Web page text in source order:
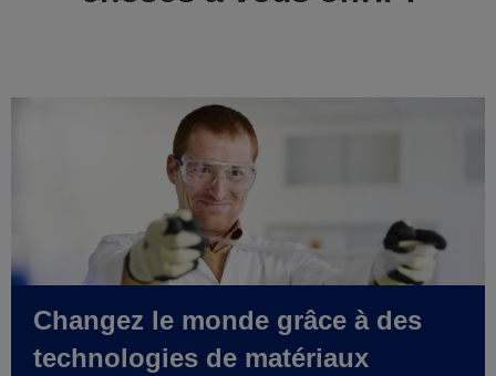
Changez le monde grâce à des
technologies de matériaux